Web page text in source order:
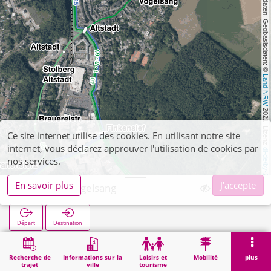
, Kartendaten, Geobasisdaten: ©
Land NRW
2021, Lizenz
dl-de/by-2-0
Recherche de
trajet
Informations sur la
ville
Loisirs et
tourisme
Mobilité plus
Stolberg Vogelsang
Départ Destination
Démarrage Stolberg Vogelsang
Ce site internet utilise des cookies. En utilisant notre site
internet, vous déclarez approuver l'utilisation de cookies par
nos services.
En savoir plus
J'accepte